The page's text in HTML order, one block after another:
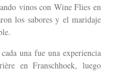
vinos con Wine Flies en
los sabores y el maridaje
una fue una experiencia
en Franschhoek, luego